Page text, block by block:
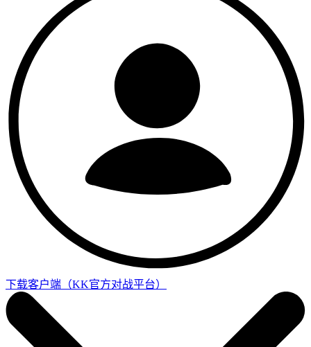
下载客户端 （KK官方对战平台）